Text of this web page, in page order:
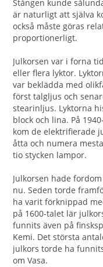
Stången kunde
är naturligt att själva
också måste göras
proportionerligt.
Julkorsen var i forna
eller flera lyktor.
var beklädda med
först talgljus och
stearinljus. Lyktorna
block och lina. På
kom de elektrifierade
åtta och numera
tio stycken lampor.
Julkorsen hade
nu. Seden torde
ha varit förknippad
på 1600-talet lär
funnits även på
Kemi. Det största
julkors torde ha
om Vasa.